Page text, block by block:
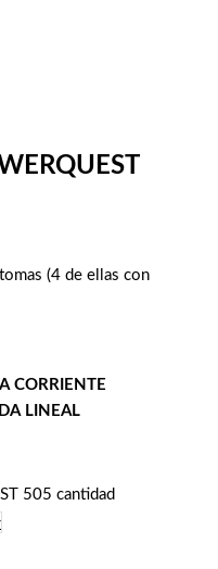
(4 de ellas con
CORRIENTE
LINEAL
505 cantidad